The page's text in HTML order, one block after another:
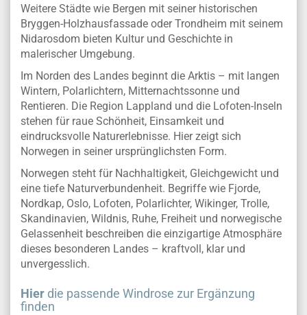
Weitere Städte wie Bergen mit seiner historischen
Bryggen-Holzhausfassade oder Trondheim mit seinem
Nidarosdom bieten Kultur und Geschichte in
malerischer Umgebung.
Im Norden des Landes beginnt die Arktis – mit langen
Wintern, Polarlichtern, Mitternachtssonne und
Rentieren. Die Region Lappland und die Lofoten-Inseln
stehen für raue Schönheit, Einsamkeit und
eindrucksvolle Naturerlebnisse. Hier zeigt sich
Norwegen in seiner ursprünglichsten Form.
Norwegen steht für Nachhaltigkeit, Gleichgewicht und
eine tiefe Naturverbundenheit. Begriffe wie Fjorde,
Nordkap, Oslo, Lofoten, Polarlichter, Wikinger, Trolle,
Skandinavien, Wildnis, Ruhe, Freiheit und norwegische
Gelassenheit beschreiben die einzigartige Atmosphäre
dieses besonderen Landes – kraftvoll, klar und
unvergesslich.
Hier die passende Windrose zur Ergänzung
finden